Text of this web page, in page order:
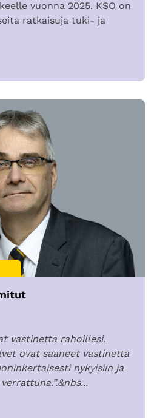
vuonna 2025. KSO on
ratkaisuja tuki- ja
vastinetta rahoillesi.
ovat saaneet vastinetta
nykyisiin ja